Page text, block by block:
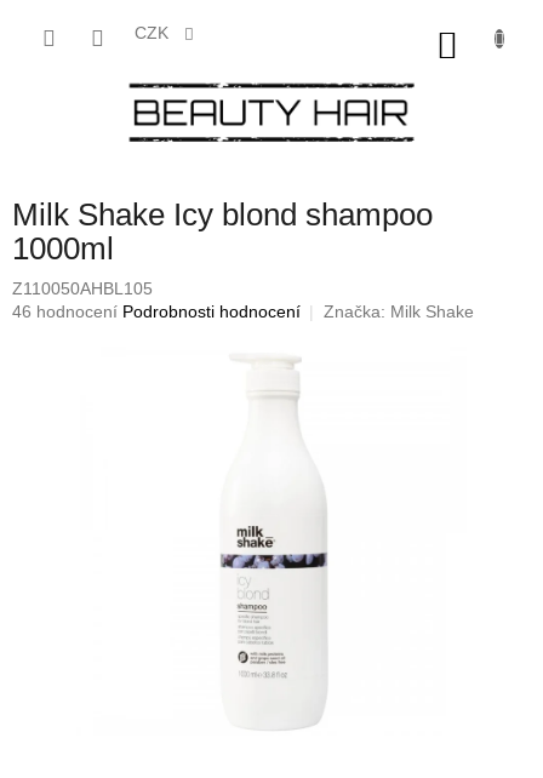
CZK
Milk Shake Icy blond shampoo
1000ml
Z110050AHBL105
Průměrné
46 hodnocení Podrobnosti hodnocení Značka: Milk Shake